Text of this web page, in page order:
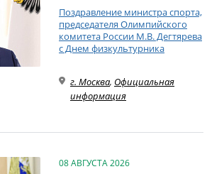
Поздравление министра спорта,
председателя Олимпийского
комитета России М.В. Дегтярева
с Днем физкультурника
г. Москва, Официальная
информация
08 АВГУСТА 2026